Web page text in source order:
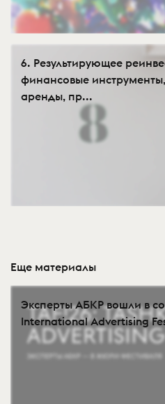
6. Результирующее
финансовые
аренды, пр...
Еще материалы
Эксперты АБКР вошли в
International Advertising